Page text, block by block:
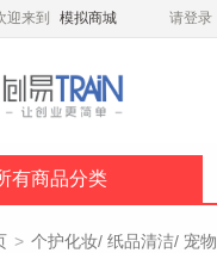
迎来到 模拟商城 请登录
有商品分类
> 个护化妆/ 纸品清洁/ 宠物